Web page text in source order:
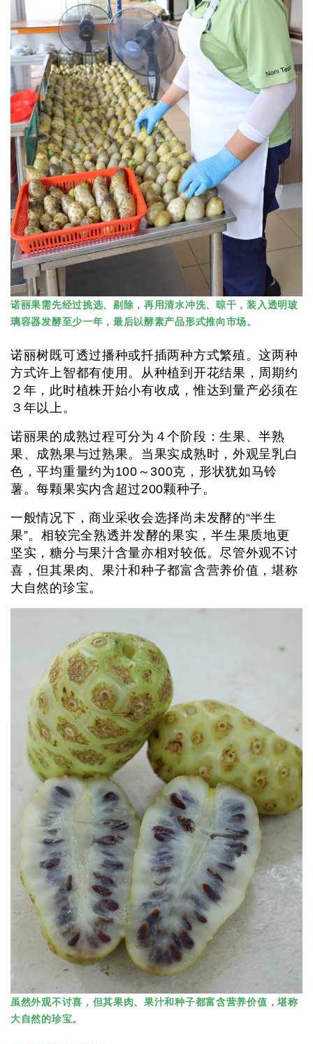
诺丽果需先经过挑选、剔除，再用清水冲洗、晾干，装入透明玻
璃容器发酵至少一年，最后以酵素产品形式推向市场。
诺丽树既可透过播种或扦插两种方式繁殖。这两种
方式许上智都有使用。从种植到开花结果，周期约
２年，此时植株开始小有收成，惟达到量产必须在
３年以上。
诺丽果的成熟过程可分为４个阶段：生果、半熟
果、成熟果与过熟果。当果实成熟时，外观呈乳白
色，平均重量约为100～300克，形状犹如马铃
薯。每颗果实内含超过200颗种子。
一般情况下，商业采收会选择尚未发酵的“半生
果”。相较完全熟透并发酵的果实，半生果质地更
坚实，糖分与果汁含量亦相对较低。尽管外观不讨
喜，但其果肉、果汁和种子都富含营养价值，堪称
大自然的珍宝。
虽然外观不讨喜，但其果肉、果汁和种子都富含营养价值，堪称
大自然的珍宝。